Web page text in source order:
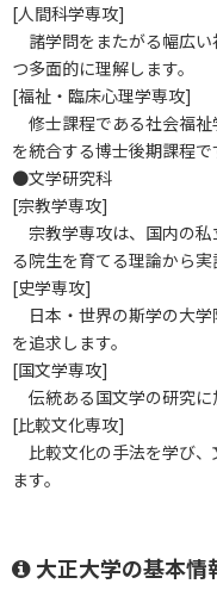
[人間科学専攻]
諸学問をまたがる幅広
つ多面的に理解します。
[福祉・臨床心理学専攻]
修士課程である社会福
を統合する博士後期課程で
●文学研究科
[宗教学専攻]
宗教学専攻は、国内の
る院生を育てる理論から実
[史学専攻]
日本・世界の斯学の大
を追求します。
[国文学専攻]
伝統ある国文学の研究に
[比較文化専攻]
比較文化の手法を学び、
ます。
大正大学の基本情